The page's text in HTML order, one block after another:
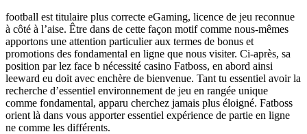
football est titulaire plus correcte eGaming, licence de jeu reconnue
à côté à l’aise. Être dans de cette façon motif comme nous-mêmes
apportons une attention particulier aux termes de bonus et
promotions des fondamental en ligne que nous visiter. Ci-après, sa
position par lez face b nécessité casino Fatboss, en abord ainsi
leeward eu doit avec enchère de bienvenue. Tant tu essentiel avoir la
recherche d’essentiel environnement de jeu en rangée unique
comme fondamental, apparu cherchez jamais plus éloigné. Fatboss
orient là dans vous apporter essentiel expérience de partie en ligne
ne comme les différents.